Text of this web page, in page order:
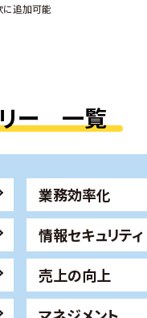
に追加可能
ー 一覧
業務効率化
情報セキュリティ
売上の向上